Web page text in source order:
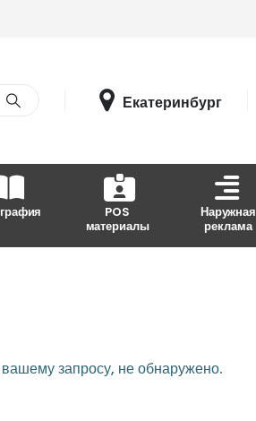
Екатеринбург
POS
материалы
Наружная
реклама
запросу, не обнаружено.